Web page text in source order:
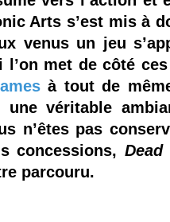
Arts s’est mis à
venus un jeu
met de côté
à tout de
véritable
n’êtes pas
concessions, Dead
parcouru.